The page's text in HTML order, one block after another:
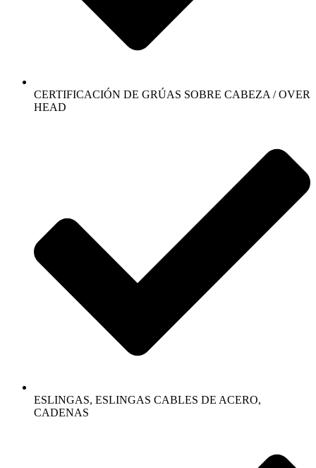
CERTIFICACIÓN DE GRÚAS SOBRE CABEZA / OVER
HEAD
ESLINGAS, ESLINGAS CABLES DE ACERO,
CADENAS